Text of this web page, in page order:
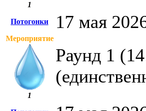
1
Потогонки 17 мая
Мероприятие
1
Раунд 1